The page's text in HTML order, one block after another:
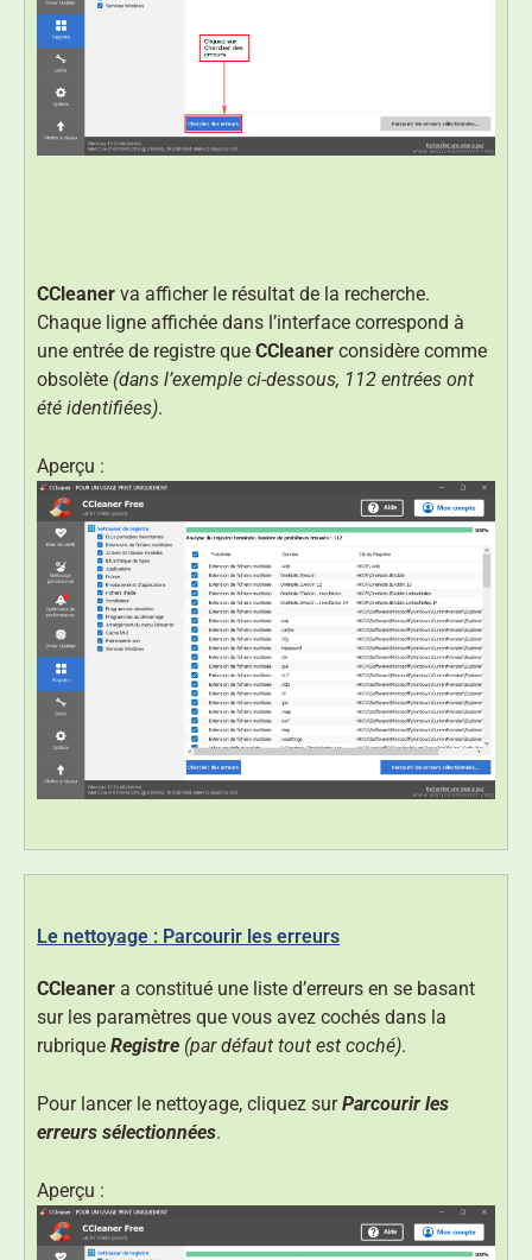
CCleaner va afficher le résultat de la recherche.
Chaque ligne affichée dans l’interface correspond à
une entrée de registre que CCleaner considère comme
obsolète (dans l’exemple ci-dessous, 112 entrées ont
été identifiées).
Aperçu :
Le nettoyage : Parcourir les erreurs
CCleaner a constitué une liste d’erreurs en se basant
sur les paramètres que vous avez cochés dans la
rubrique Registre (par défaut tout est coché).
Pour lancer le nettoyage, cliquez surParcourir les
erreurs sélectionnées.
Aperçu :